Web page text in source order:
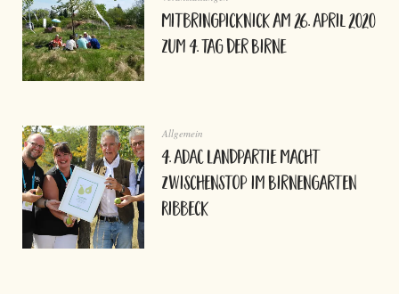
Mitbringpicknick am 26. April 2020
zum 4. Tag der Birne
Allgemein
4. ADAC Landpartie macht
Zwischenstop im Birnengarten
Ribbeck